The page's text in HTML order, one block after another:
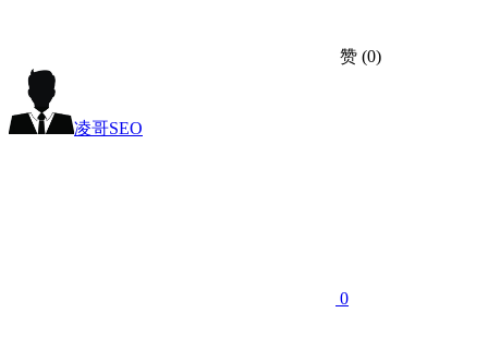
赞 (0)
凌哥SEO
0